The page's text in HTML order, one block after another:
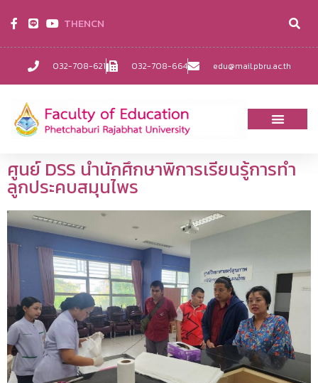
032-708-621 032-708-664 edu@mail.pbru.ac.th
THENCN
ศูนย์ DSS นำนักศึกษาพิการเรียนรู้การทำ
ลูกประคบสมุนไพร